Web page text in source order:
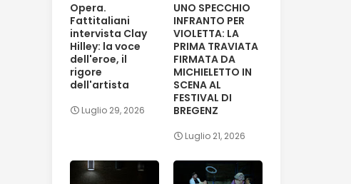
Opera.
Fattitaliani
intervista Clay
Hilley: la voce
dell'eroe, il
rigore
dell'artista
Luglio 29, 2026
UNO SPECCHIO
INFRANTO PER
VIOLETTA: LA
PRIMA TRAVIATA
FIRMATA DA
MICHIELETTO IN
SCENA AL
FESTIVAL DI
BREGENZ
Luglio 21, 2026